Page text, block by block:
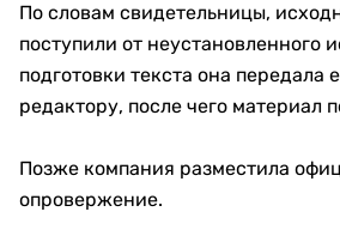
По словам свидетельницы,
поступили от неустановленного
подготовки текста она передала
редактору, после чего материал
Позже компания разместила
опровержение.